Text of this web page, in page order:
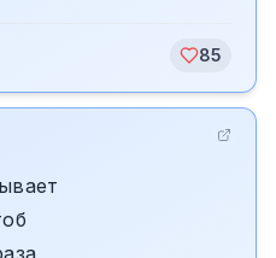
85